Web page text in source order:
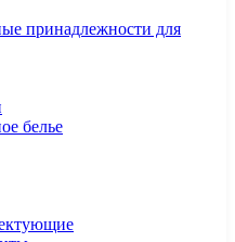
принадлежности для
белье